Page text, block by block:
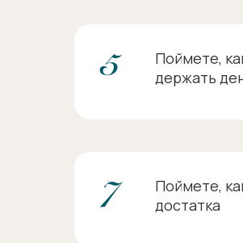
Поймете,
держать
Поймете,
достатка